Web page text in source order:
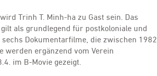
Trinh T. Minh-ha zu Gast sein. Das
als grundlegend für postkoloniale und
Dokumentarfilme, die zwischen 1982
werden ergänzend vom Verein
im B-Movie gezeigt.